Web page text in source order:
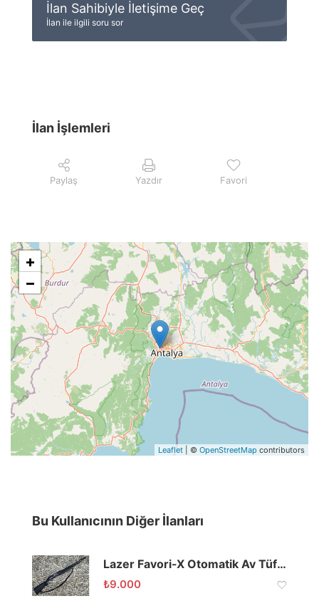
İlan Sahibiyle İletişime Geç
İlan ile ilgili soru sor
İlan İşlemleri
Paylaş Yazdır Favori
+
−
Leaflet | © OpenStreetMap contributors
Bu Kullanıcının Diğer İlanları
Lazer Favori-X Otomatik Av Tüfeği 2. El
₺9.000